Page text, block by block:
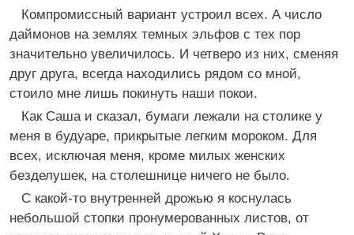
Компромиссный вариант устроил всех. А число
даймонов на землях темных эльфов с тех пор
значительно увеличилось. И четверо из них, сменяя
друг друга, всегда находились рядом со мной,
стоило мне лишь покинуть наши покои.
Как Саша и сказал, бумаги лежали на столике у
меня в будуаре, прикрытые легким мороком. Для
всех, исключая меня, кроме милых женских
безделушек, на столешнице ничего не было.
С какой-то внутренней дрожью я коснулась
небольшой стопки пронумерованных листов, от